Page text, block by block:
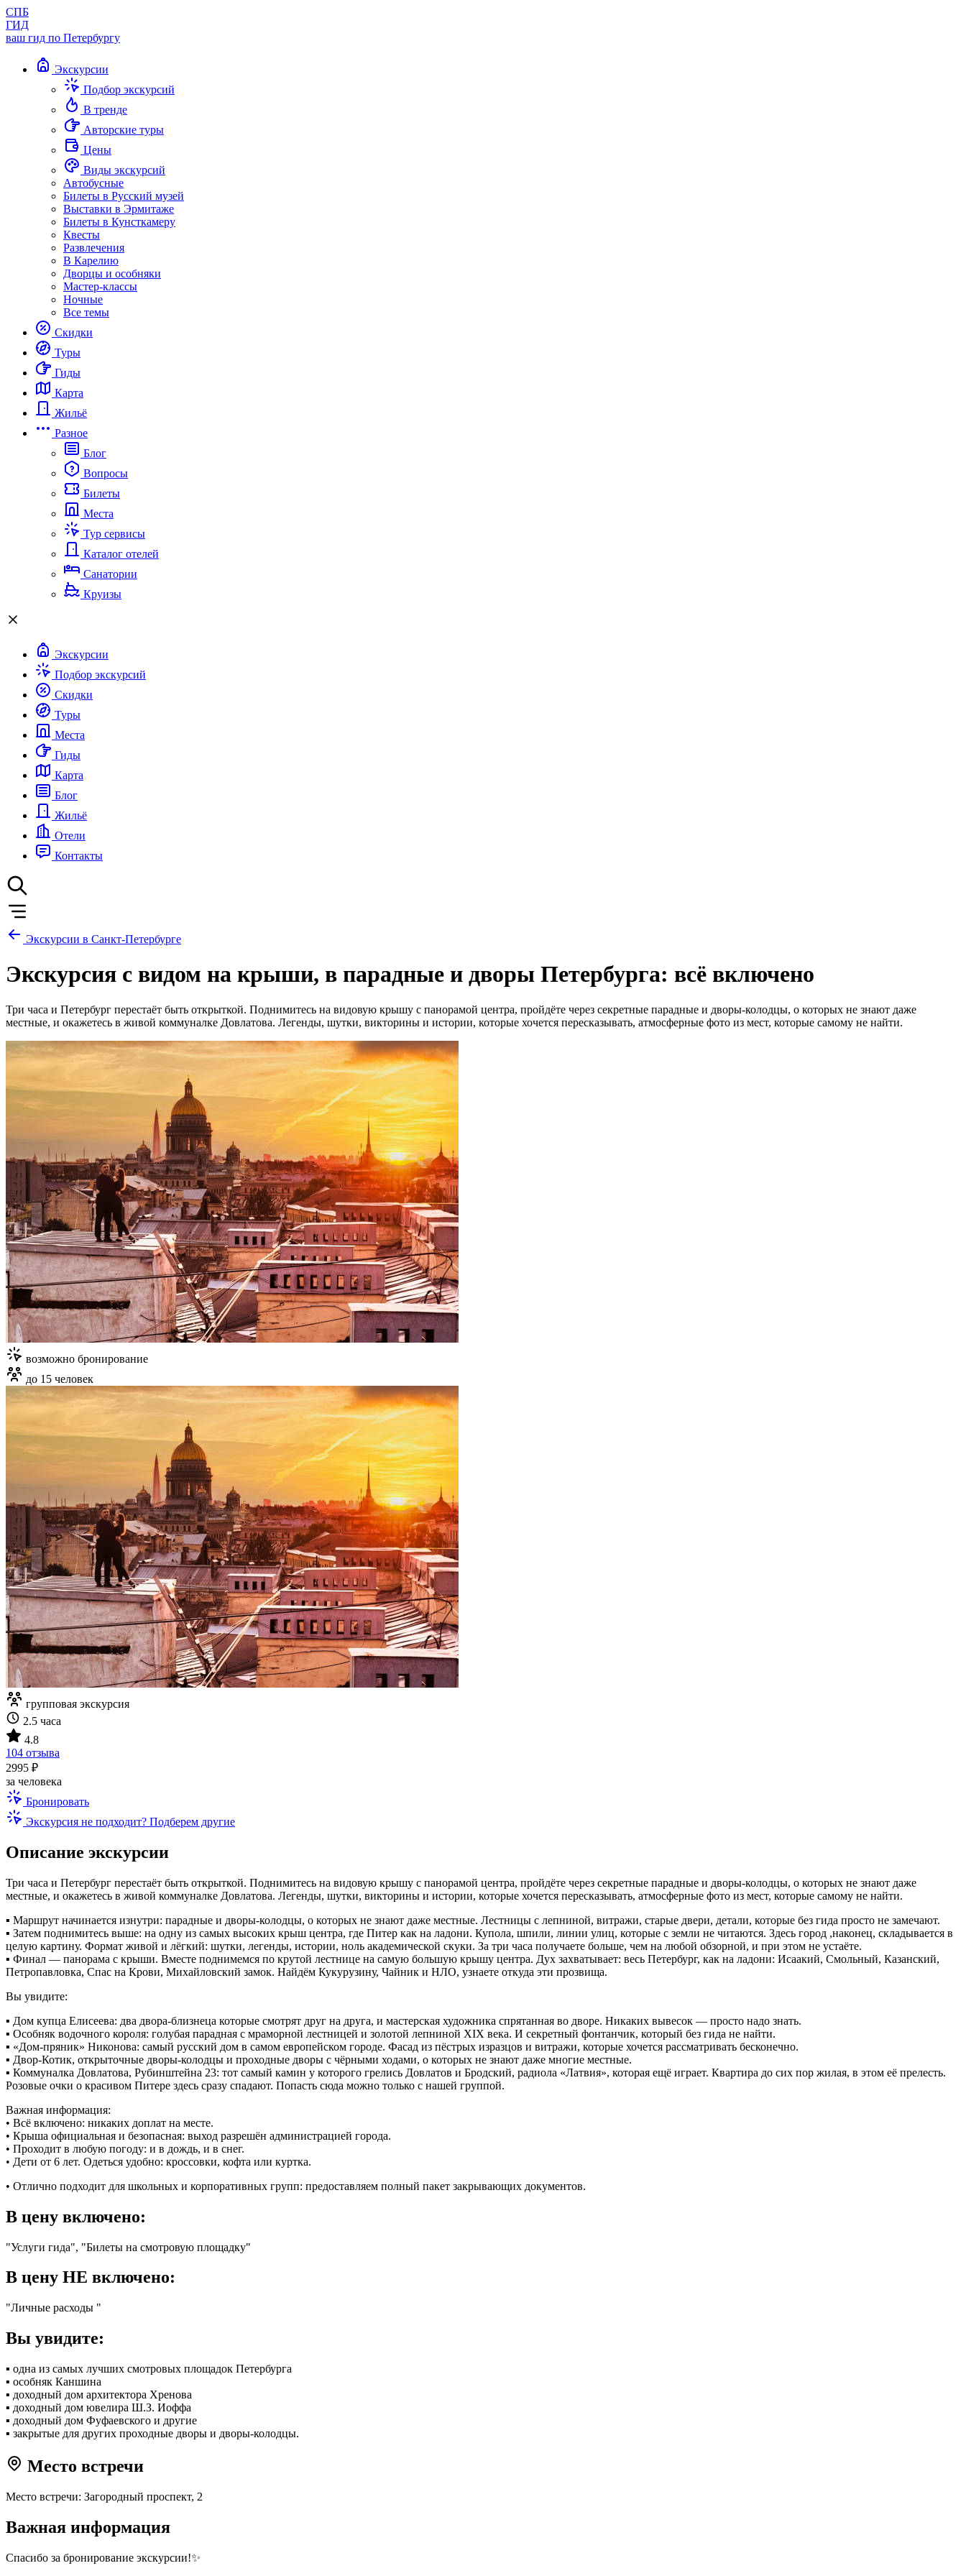
СПБ
ГИД
ваш гид по Петербургу
Экскурсии
Подбор экскурсий
В тренде
Авторские туры
Цены
Виды экскурсий
Автобусные
Билеты в Русский музей
Выставки в Эрмитаже
Билеты в Кунсткамеру
Квесты
Развлечения
В Карелию
Дворцы и особняки
Мастер-классы
Ночные
Все темы
Скидки
Туры
Гиды
Карта
Жильё
Разное
Блог
Вопросы
Билеты
Места
Тур сервисы
Каталог отелей
Санатории
Круизы
Экскурсии
Подбор экскурсий
Скидки
Туры
Места
Гиды
Карта
Блог
Жильё
Отели
Контакты
Экскурсии в Санкт-Петербурге
Экскурсия с видом на крыши, в парадные и дворы Петербурга: всё включено
Три часа и Петербург перестаёт быть открыткой. Поднимитесь на видовую крышу с панорамой центра, пройдёте через секретные парадные и дворы-колодцы, о которых не знают даже
местные, и окажетесь в живой коммуналке Довлатова. Легенды, шутки, викторины и истории, которые хочется пересказывать, атмосферные фото из мест, которые самому не найти.
возможно бронирование
до 15 человек
групповая экскурсия
2.5 часа
4.8
104 отзыва
2995 ₽
за человека
Бронировать
Экскурсия не подходит? Подберем другие
Описание экскурсии
Три часа и Петербург перестаёт быть открыткой. Поднимитесь на видовую крышу с панорамой центра, пройдёте через секретные парадные и дворы-колодцы, о которых не знают даже
местные, и окажетесь в живой коммуналке Довлатова. Легенды, шутки, викторины и истории, которые хочется пересказывать, атмосферные фото из мест, которые самому не найти.
▪︎ Маршрут начинается изнутри: парадные и дворы-колодцы, о которых не знают даже местные. Лестницы с лепниной, витражи, старые двери, детали, которые без гида просто не замечают.
▪︎ Затем поднимитесь выше: на одну из самых высоких крыш центра, где Питер как на ладони. Купола, шпили, линии улиц, которые с земли не читаются. Здесь город ,наконец, складывается в
целую картину. Формат живой и лёгкий: шутки, легенды, истории, ноль академической скуки. За три часа получаете больше, чем на любой обзорной, и при этом не устаёте.
▪︎ Финал — панорама с крыши. Вместе поднимемся по крутой лестнице на самую большую крышу центра. Дух захватывает: весь Петербург, как на ладони: Исаакий, Смольный, Казанский,
Петропавловка, Спас на Крови, Михайловский замок. Найдём Кукурузину, Чайник и НЛО, узнаете откуда эти прозвища.
Вы увидите:
▪︎ Дом купца Елисеева: два двора-близнеца которые смотрят друг на друга, и мастерская художника спрятанная во дворе. Никаких вывесок — просто надо знать.
▪︎ Особняк водочного короля: голубая парадная с мраморной лестницей и золотой лепниной XIX века. И секретный фонтанчик, который без гида не найти.
▪︎ «Дом-пряник» Никонова: самый русский дом в самом европейском городе. Фасад из пёстрых изразцов и витражи, которые хочется рассматривать бесконечно.
▪︎ Двор-Котик, открыточные дворы-колодцы и проходные дворы с чёрными ходами, о которых не знают даже многие местные.
▪︎ Коммуналка Довлатова, Рубинштейна 23: тот самый камин у которого грелись Довлатов и Бродский, радиола «Латвия», которая ещё играет. Квартира до сих пор жилая, в этом её прелесть.
Розовые очки о красивом Питере здесь сразу спадают. Попасть сюда можно только с нашей группой.
Важная информация:
• Всё включено: никаких доплат на месте.
• Крыша официальная и безопасная: выход разрешён администрацией города.
• Проходит в любую погоду: и в дождь, и в снег.
• Дети от 6 лет. Одеться удобно: кроссовки, кофта или куртка.
• Отлично подходит для школьных и корпоративных групп: предоставляем полный пакет закрывающих документов.
В цену включено:
"Услуги гида", "Билеты на смотровую площадку"
В цену НЕ включено:
"Личные расходы "
Вы увидите:
▪︎ одна из самых лучших смотровых площадок Петербурга
▪︎ особняк Каншина
▪︎ доходный дом архитектора Хренова
▪︎ доходный дом ювелира Ш.З. Иоффа
▪︎ доходный дом Фуфаевского и другие
▪︎ закрытые для других проходные дворы и дворы-колодцы.
Место встречи
Место встречи: Загородный проспект, 2
Важная информация
Спасибо за бронирование экскурсии!✨